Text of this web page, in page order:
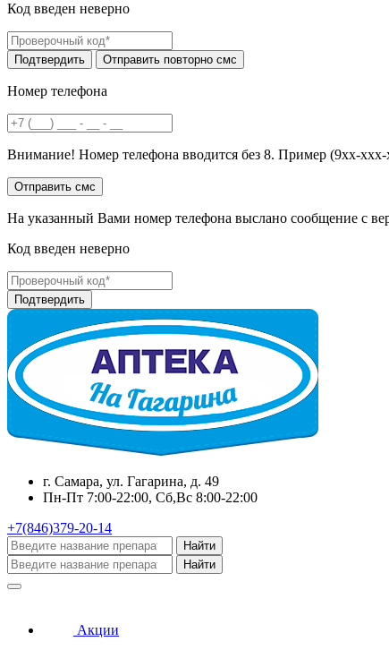
Код введен неверно
Номер телефона
Внимание! Номер телефона вводится без 8. Пример (9хх-ххх-
На указанный Вами номер телефона выслано сообщение с
Код введен неверно
г. Самара, ул. Гагарина, д. 49
Пн-Пт 7:00-22:00, Сб,Вс 8:00-22:00
+7(846)379-20-14
Найти
Найти
Акции